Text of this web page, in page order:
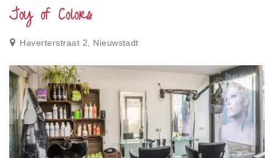
Joy of Colors
Haverterstraat 2, Nieuwstadt